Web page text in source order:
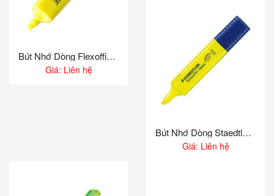
Bút Nhớ Dòng Flexoffice HL02
Giá: Liên hệ
Bút Nhớ Dòng Staedtler 364
Giá: Liên hệ